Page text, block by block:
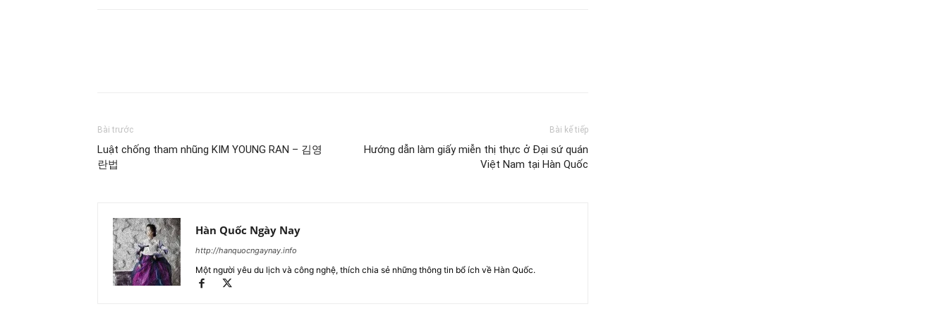
Bài trước
Luật chống tham nhũng KIM YOUNG RAN – 김영
란법
Bài kế tiếp
Hướng dẫn làm giấy miễn thị thực ở Đại sứ quán
Việt Nam tại Hàn Quốc
Hàn Quốc Ngày Nay
http://hanquocngaynay.info
Một người yêu du lịch và công nghệ, thích chia sẻ những thông tin bổ ích về Hàn Quốc.